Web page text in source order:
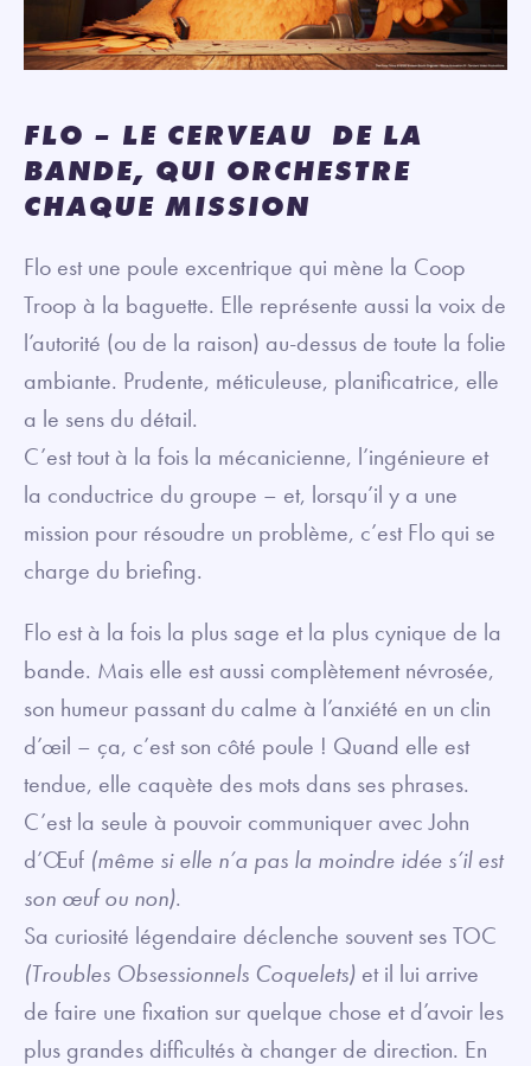
FLO – LE CERVEAU DE LA
BANDE, QUI ORCHESTRE
CHAQUE MISSION
Flo est une poule excentrique qui mène la Coop
Troop à la baguette. Elle représente aussi la voix de
l’autorité (ou de la raison) au-dessus de toute la folie
ambiante. Prudente, méticuleuse, planificatrice, elle
a le sens du détail.
C’est tout à la fois la mécanicienne, l’ingénieure et
la conductrice du groupe – et, lorsqu’il y a une
mission pour résoudre un problème, c’est Flo qui se
charge du briefing.
Flo est à la fois la plus sage et la plus cynique de la
bande. Mais elle est aussi complètement névrosée,
son humeur passant du calme à l’anxiété en un clin
d’œil – ça, c’est son côté poule ! Quand elle est
tendue, elle caquète des mots dans ses phrases.
C’est la seule à pouvoir communiquer avec John
d’Œuf (même si elle n’a pas la moindre idée s’il est
son œuf ou non).
Sa curiosité légendaire déclenche souvent ses TOC
(Troubles Obsessionnels Coquelets) et il lui arrive
de faire une fixation sur quelque chose et d’avoir les
plus grandes difficultés à changer de direction. En